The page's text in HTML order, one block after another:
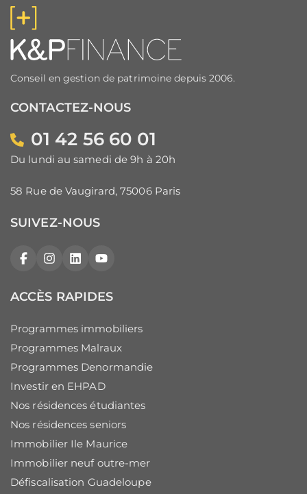
Conseil en gestion de patrimoine depuis 2006.
CONTACTEZ-NOUS
01 42 56 60 01
Du lundi au samedi de 9h à 20h
58 Rue de Vaugirard, 75006 Paris
SUIVEZ-NOUS
FacebookInstagram
LinkedInYouTube
ACCÈS RAPIDES
Programmes immobiliers
Programmes Malraux
Programmes Denormandie
Investir en EHPAD
Nos résidences étudiantes
Nos résidences seniors
Immobilier Ile Maurice
Immobilier neuf outre-mer
Défiscalisation Guadeloupe